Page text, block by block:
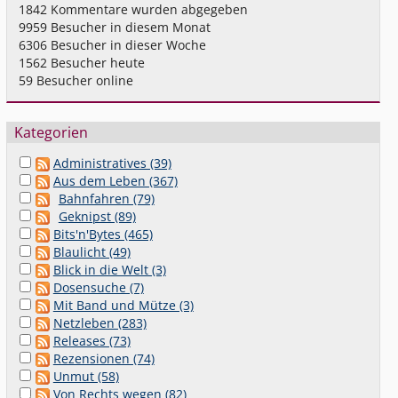
1842 Kommentare wurden abgegeben
9959 Besucher in diesem Monat
6306 Besucher in dieser Woche
1562 Besucher heute
59 Besucher online
Kategorien
Administratives (39)
Aus dem Leben (367)
Bahnfahren (79)
Geknipst (89)
Bits'n'Bytes (465)
Blaulicht (49)
Blick in die Welt (3)
Dosensuche (7)
Mit Band und Mütze (3)
Netzleben (283)
Releases (73)
Rezensionen (74)
Unmut (58)
Von Rechts wegen (82)